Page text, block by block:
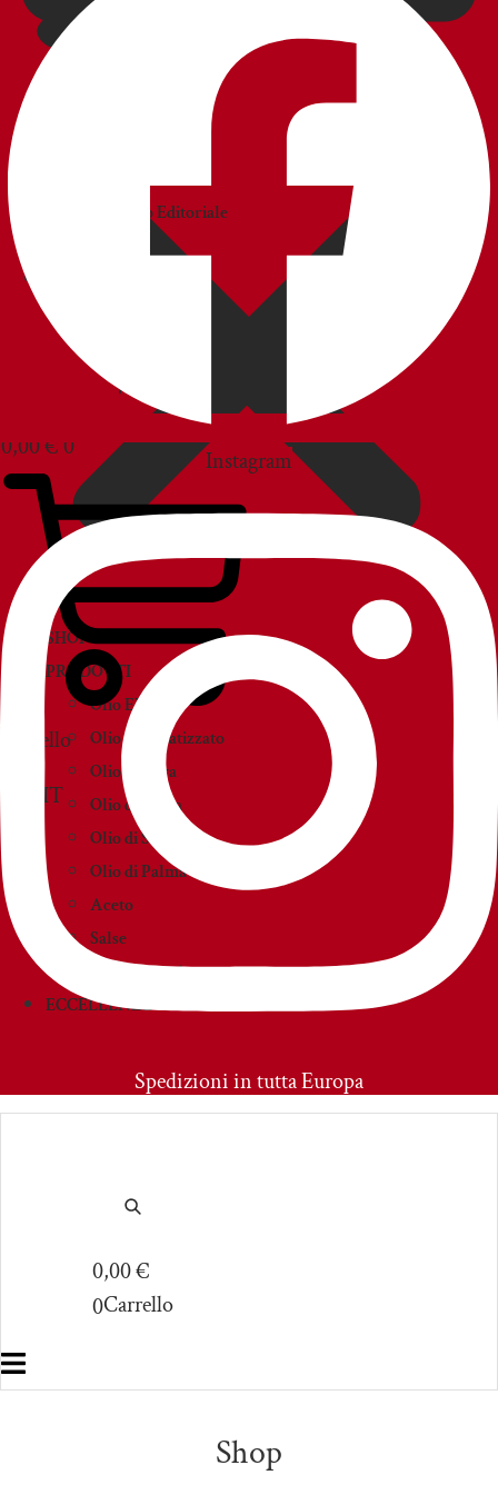
SHOP
PRODOTTI
Olio EVO
Olio Aromatizzato
Olio d’Oliva
Olio di Sansa
Olio di Semi
Olio di Palma
Aceto
Salse
Creme e paté
ECCELLENZE
Commerciale
Catalogo Editoriale
0,00€0
Carrello
Instagram
Spedizioni in tutta Europa
0,00€
0Carrello
Shop